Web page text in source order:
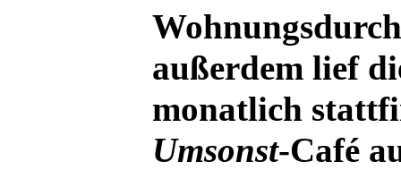
außerdem lief
monatlich
Umsonst-Café